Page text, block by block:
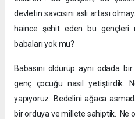
devletin savcısını aslı artası
haince şehit eden bu gençleri
babaları yok mu?
Babasını öldürüp aynı odada
genç çocuğu nasıl yetiştirdik.
yapıyoruz. Bedelini ağaca
bir orduya ve millete sahiptik. Ne